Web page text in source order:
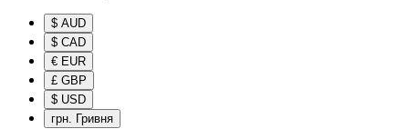
$ AUD
$ CAD
€ EUR
£ GBP
$ USD
грн. Гривня